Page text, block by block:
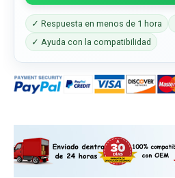
✓ Respuesta en menos de 1 hora
✓ Ayuda con la compatibilidad